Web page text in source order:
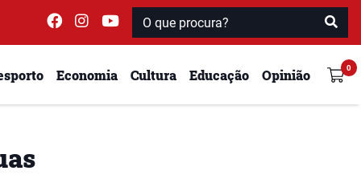
Economia Cultura Educação Opinião